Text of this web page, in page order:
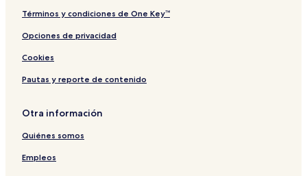
Términos y condiciones de One Key™
Opciones de privacidad
Cookies
Pautas y reporte de contenido
Otra información
Quiénes somos
Empleos